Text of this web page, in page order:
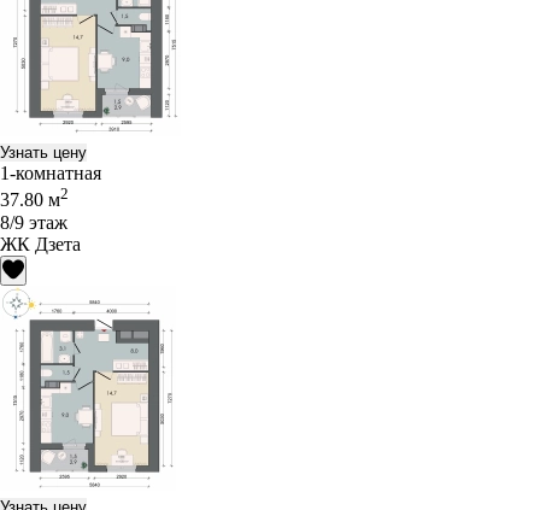
Узнать цену
1-комнатная
37.80 м2
8/9 этаж
ЖК Дзета